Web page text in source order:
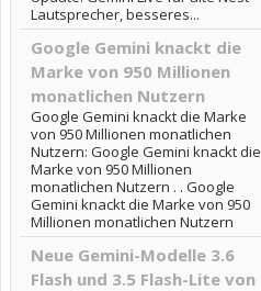
Lautsprecher, besseres...
Google Gemini knackt die
Marke von 950 Millionen
monatlichen Nutzern
Google Gemini knackt die Marke
von 950 Millionen monatlichen
Nutzern: Google Gemini knackt die
Marke von 950 Millionen
monatlichen Nutzern . . Google
Gemini knackt die Marke von 950
Millionen monatlichen Nutzern
Neue Gemini-Modelle 3.6
Flash und 3.5 Flash-Lite von